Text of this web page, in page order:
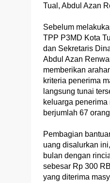
Tual, Abdul Azan
Sebelum
TPP P3MD Kota
dan Sekretaris
Abdul Azan
memberikan
kriteria penerima
langsung tunai
keluarga penerima
berjumlah 67
Pembagian
uang disalurkan
bulan dengan
sebesar Rp 300
yang diterima